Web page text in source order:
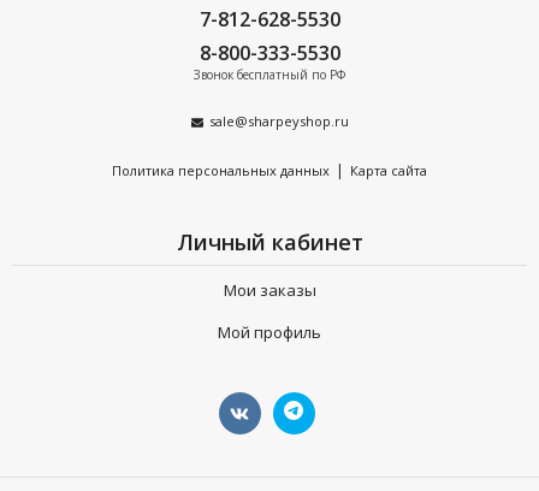
эксплуатации, безупречный вид даже при самом
интенсивном использовании.
10 000 р.
7-812-628-5530
8-800-333-5530
Звонок бесплатный по РФ
sale@sharpeyshop.ru
Политика персональных данных | Карта сайта
Личный кабинет
Мои заказы
Мой профиль